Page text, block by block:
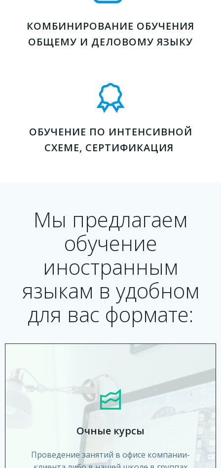
КОМБИНИРОВАНИЕ ОБУЧЕНИЯ
ОБЩЕМУ И ДЕЛОВОМУ ЯЗЫКУ
ОБУЧЕНИЕ ПО ИНТЕНСИВНОЙ
СХЕМЕ, СЕРТИФИКАЦИЯ
Мы предлагаем
обучение
иностранным
языкам в удобном
для вас формате:
Очные курсы
Проведение занятий в офисе компании-